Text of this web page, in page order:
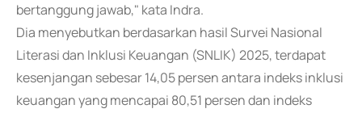
bertanggung jawab," kata Indra.
Dia menyebutkan berdasarkan hasil Survei Nasional
Literasi dan Inklusi Keuangan (SNLIK) 2025, terdapat
kesenjangan sebesar 14,05 persen antara indeks inklusi
keuangan yang mencapai 80,51 persen dan indeks